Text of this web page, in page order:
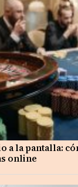
a la pantalla:
online